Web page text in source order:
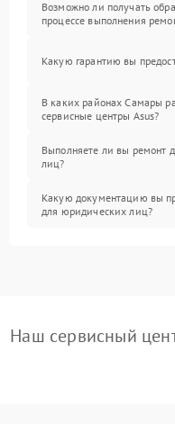
Возможно ли получать
процессе выполнения
Какую гарантию вы
В каких районах Самары
сервисные центры Asus?
Выполняете ли вы ремонт
лиц?
Какую документацию вы
для юридических лиц?
Наш сервисный